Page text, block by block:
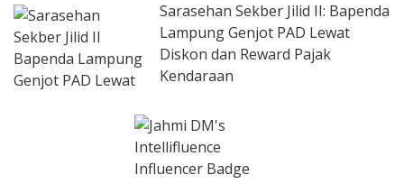
Sarasehan Sekber Jilid II: Bapenda
Lampung Genjot PAD Lewat
Diskon dan Reward Pajak
Kendaraan